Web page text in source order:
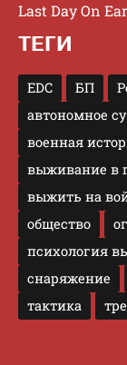
Last Day On
ТЕГИ
EDC БП
автономное
военная
выживание в
выжить на
общество
психология
снаряжение
тактика